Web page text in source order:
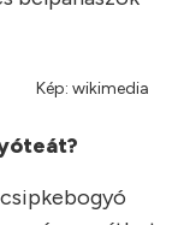
Kép: wikimedia